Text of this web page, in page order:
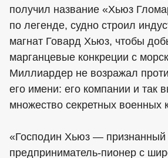
получил название «Хьюз
по легенде, судно строил
магнат Говард Хьюз, чтобы
марганцевые конкреции с
Миллиардер не возражал
его имени: его компании и так
множество секретных военных
«Господин Хьюз — признанный
предприниматель-пионер с